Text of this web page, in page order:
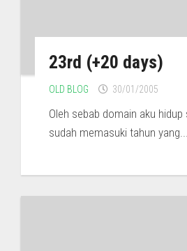
23rd (+20 days)
OLD BLOG 30/01/2005
Oleh sebab domain aku
sudah memasuki tahun yang...